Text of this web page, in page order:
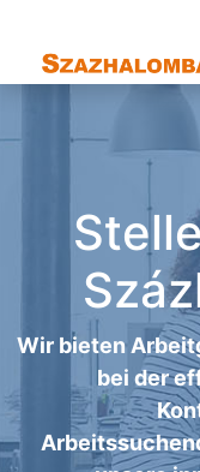
Wir bieten
bei der